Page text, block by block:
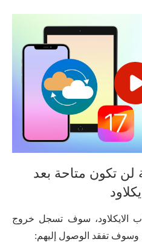
لن تكون متاحة بعد
سوف تسجل خروج
وسوف تفقد الوصول إليهم: